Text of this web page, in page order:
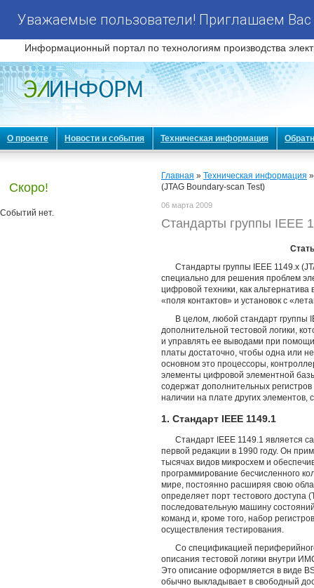
Уважаемые пользователи! Приглашаем
Информационный портал по технологиям производства
О проекте Новости и события Техническая информация
Скоро!
Событий нет.
Главная » Техническая информация
(JTAG Boundary-scan Test)
06 марта 2009
Стандарты группы IEEE
Стандарты группы IEEE 1149.x
специально для решения проблем
цифровой техники, как
«поля контактов» и установок с
В целом, любой стандарт группы
дополнительной тестовой логики,
и управлять ее выводами при
платы достаточно, чтобы одна или
основном это процессоры,
элементы цифровой элементной
содержат дополнительных
наличии на плате других элементов,
1. Стандарт IEEE 1149.1
Стандарт IEEE 1149.1 является
первой редакции в 1990 году. Он
тысячах видов микросхем и
программирование бесчисленного
мире, постоянно расширяя свою
определяет порт тестового доступа
последовательную машину
команд и, кроме того, набор
осуществления тестирования.
Со спецификацией
описания тестовой логики внутри
Это описание оформляется в виде
обычно выкладывает в свободный